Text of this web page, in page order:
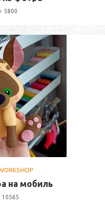
5800
на мобиль
10565